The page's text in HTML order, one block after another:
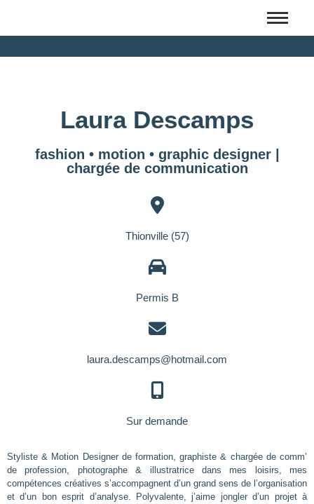
Laura Descamps
fashion • motion • graphic designer |
chargée de communication
Thionville (57)
Permis B
laura.descamps@hotmail.com
Sur demande
Styliste & Motion Designer de formation, graphiste & chargée de comm’
de profession, photographe & illustratrice dans mes loisirs, mes
compétences créatives s’accompagnent d’un grand sens de l’organisation
et d’un bon esprit d’analyse. Polyvalente, j’aime jongler d’un projet à